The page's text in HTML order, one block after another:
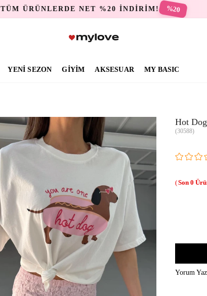
TÜM ÜRÜNLERDE NET %20 İNDİRİM! %20
YENİ SEZON GİYİM AKSESUAR MY BASIC
Hot
(30588)
0
Yorum Yaz